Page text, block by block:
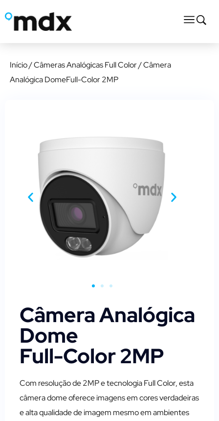
Início/Câmeras Analógicas Full Color/ Câmera
Analógica DomeFull-Color 2MP
Câmera Analógica
Dome
Full-Color 2MP
Com resolução de 2MP e tecnologia Full Color, esta
câmera dome oferece imagens em cores verdadeiras
e alta qualidade de imagem mesmo em ambientes